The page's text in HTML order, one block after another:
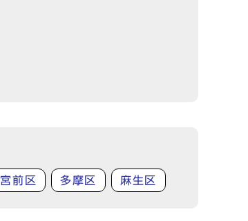
宮前区 多摩区 麻生区